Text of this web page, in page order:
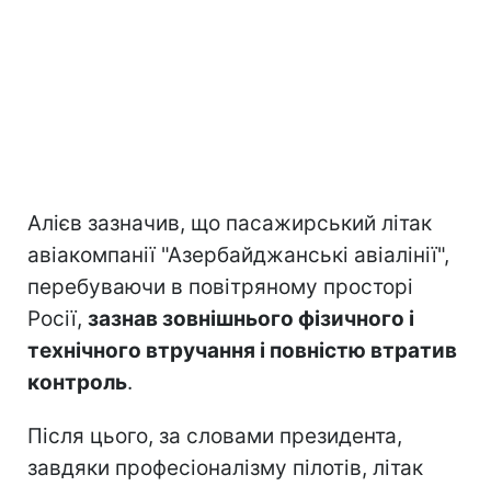
Алієв зазначив, що пасажирський літак
авіакомпанії "Азербайджанські авіалінії",
перебуваючи в повітряному просторі
Росії, зазнав зовнішнього фізичного і
технічного втручання і повністю втратив
контроль.
Після цього, за словами президента,
завдяки професіоналізму пілотів, літак